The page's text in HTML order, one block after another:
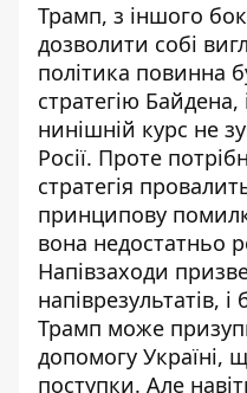
Трамп, з іншого
дозволити собі
політика повинна
стратегію
нинішній курс не
Росії. Проте
стратегія
принципову
вона недостатньо
Напівзаходи
напіврезультатів,
Трамп може
допомогу Україні,
поступки. Але